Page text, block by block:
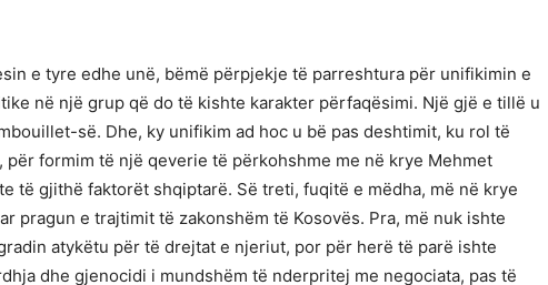
e tyre edhe unë, bëmë përpjekje të parreshtura për unifikimin e
në një grup që do të kishte karakter përfaqësimi. Një gjë e tillë u
së. Dhe, ky unifikim ad hoc u bë pas deshtimit, ku rol të
për formim të një qeverie të përkohshme me në krye Mehmet
të gjithë faktorët shqiptarë. Së treti, fuqitë e mëdha, më në krye
pragun e trajtimit të zakonshëm të Kosovës. Pra, më nuk ishte
atykëtu për të drejtat e njeriut, por për herë të parë ishte
dhe gjenocidi i mundshëm të nderpritej me negociata, pas të